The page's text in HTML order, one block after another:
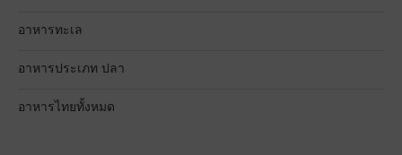
อาหารทะเล
อาหารประเภท ปลา
อาหารไทยทั้งหมด